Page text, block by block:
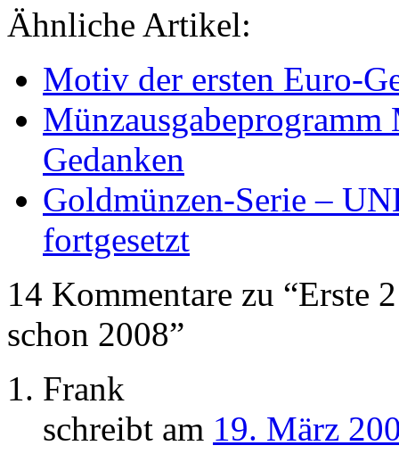
Ähnliche Artikel:
Motiv der ersten Euro-
Gedanken
Goldmünzen-Serie –
fortgesetzt
14 Kommentare zu “Erste
schon 2008”
Frank
schreibt am 19. März